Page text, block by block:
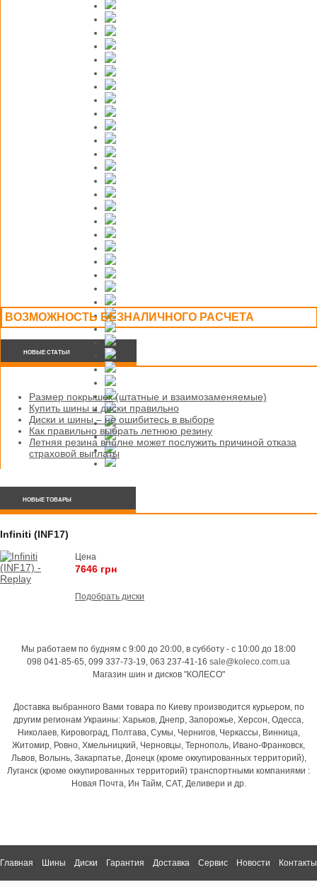
ВОЗМОЖНОСТЬ БЕЗНАЛИЧНОГО РАСЧЕТА
НОВЫЕ СТАТЬИ
Размер покрышек (штатные и взаимозаменяемые)
Купить шины и диски правильно
Диски и шины – не ошибитесь в выборе
Как правильно выбрать летнюю резину
Летняя резина вполне может послужить причиной отказа
страховой выплаты
НОВЫЕ ТОВАРЫ
Infiniti (INF17)
Цена
7646 грн
Подобрать диски
Мы работаем по будням с 9:00 до 20:00, в субботу - с 10:00 до 18:00
098 041-85-65, 099 337-73-19, 063 237-41-16 sale@koleco.com.ua
Магазин шин и дисков "КОЛЕСО"
Доставка выбранного Вами товара по Киеву производится курьером, по
другим регионам Украины: Харьков, Днепр, Запорожье, Херсон, Одесса,
Николаев, Кировоград, Полтава, Сумы, Чернигов, Черкассы, Винница,
Житомир, Ровно, Хмельницкий, Черновцы, Тернополь, Ивано-Франковск,
Львов, Волынь, Закарпатье, Донецк (кроме оккупированных территорий),
Луганск (кроме оккупированных территорий) транспортными компаниями :
Новая Почта, Ин Тайм, САТ, Деливери и др.
Главная Шины Диски Гарантия Доставка Сервис Новости Контакты